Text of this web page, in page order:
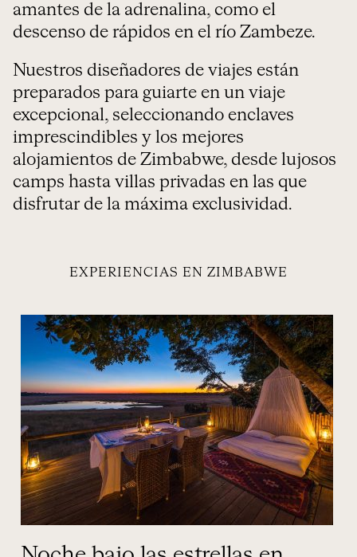
amantes de la adrenalina, como el
descenso de rápidos en el río Zambeze.
Nuestros diseñadores de viajes están
preparados para guiarte en un viaje
excepcional, seleccionando enclaves
imprescindibles y los mejores
alojamientos de Zimbabwe, desde lujosos
camps hasta villas privadas en las que
disfrutar de la máxima exclusividad.
EXPERIENCIAS EN ZIMBABWE